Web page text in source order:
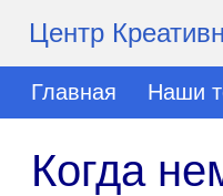
Центр
Главная Наши
Когда